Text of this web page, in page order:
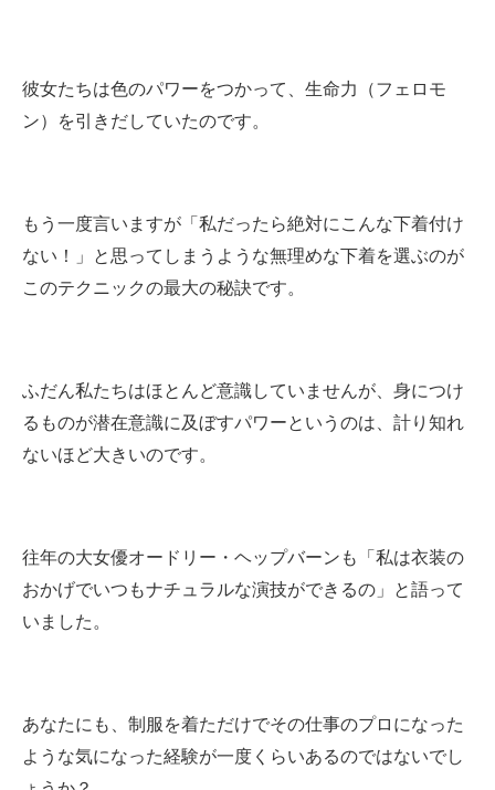
彼女たちは色のパワーをつかって、生命力（フェロモ
ン）を引きだしていたのです。
もう一度言いますが「私だったら絶対にこんな下着付け
ない！」と思ってしまうような無理めな下着を選ぶのが
このテクニックの最大の秘訣です。
ふだん私たちはほとんど意識していませんが、身につけ
るものが潜在意識に及ぼすパワーというのは、計り知れ
ないほど大きいのです。
往年の大女優オードリー・ヘップバーンも「私は衣装の
おかげでいつもナチュラルな演技ができるの」と語って
いました。
あなたにも、制服を着ただけでその仕事のプロになった
ような気になった経験が一度くらいあるのではないでし